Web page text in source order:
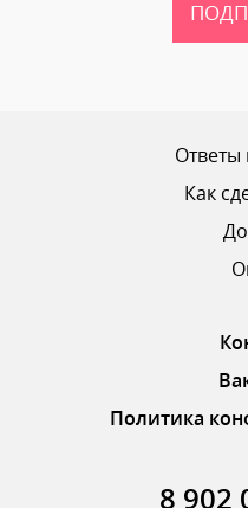
Как
Политика
8 902